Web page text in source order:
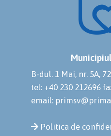
B-dul. 1 Mai, nr. 5A,
tel: +40 230 212696
email:
Politica de